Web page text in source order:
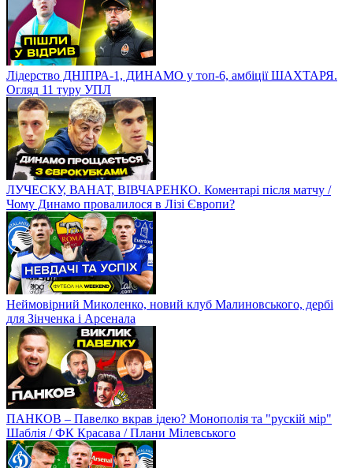
Лідерство ДНІПРА-1, ДИНАМО у топ-6, амбіції ШАХТАРЯ.
Огляд 11 туру УПЛ
ЛУЧЕСКУ, ВАНАТ, ВІВЧАРЕНКО. Коментарі після матчу /
Чому Динамо провалилося в Лізі Європи?
Неймовірний Миколенко, новий клуб Малиновського, дербі
для Зінченка і Арсенала
ПАНКОВ – Павелко вкрав ідею? Монополія та "рускій мір"
Шаблія / ФК Красава / Плани Мілевського